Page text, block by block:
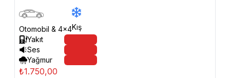
Otomobil & 4x4Kış
Yakıt
Ses
Yağmur
₺1.750,00